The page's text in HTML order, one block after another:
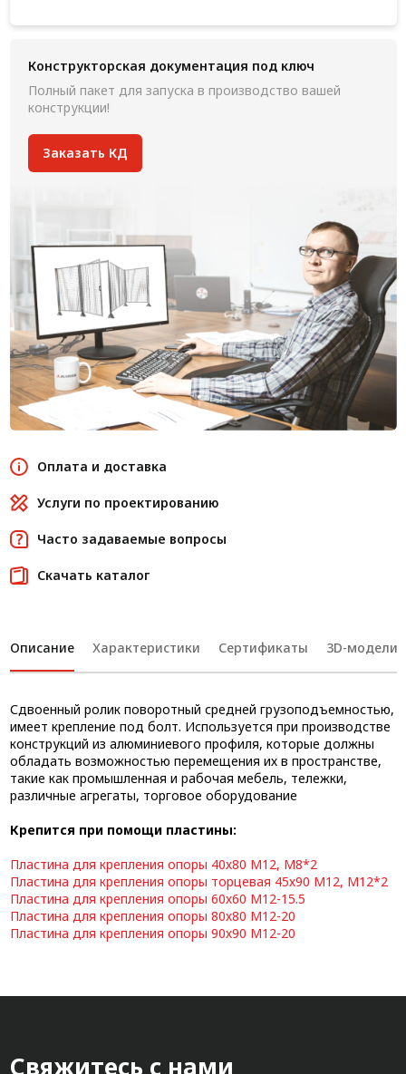
Конструкторская документация под ключ
Полный пакет для запуска в производство вашей
конструкции!
Заказать КД
Оплата и доставка
Услуги по проектированию
Часто задаваемые вопросы
Скачать каталог
Описание Характеристики Сертификаты 3D-модели
Сдвоенный ролик поворотный средней грузоподъемностью,
имеет крепление под болт. Используется при производстве
конструкций из алюминиевого профиля, которые должны
обладать возможностью перемещения их в пространстве,
такие как промышленная и рабочая мебель, тележки,
различные агрегаты, торговое оборудование
Крепится при помощи пластины:
Пластина для крепления опоры 40х80 М12, М8*2
Пластина для крепления опоры торцевая 45х90 М12, М12*2
Пластина для крепления опоры 60х60 М12-15.5
Пластина для крепления опоры 80х80 М12-20
Пластина для крепления опоры 90х90 М12-20
Свяжитесь с нами